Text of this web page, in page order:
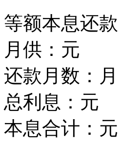
等额本息还款
月供： 元
还款月数： 月
总利息： 元
本息合计： 元